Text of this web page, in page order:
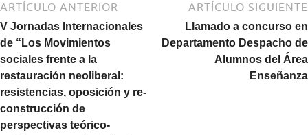
ARTÍCULO ANTERIOR
V Jornadas Internacionales
de “Los Movimientos
sociales frente a la
restauración neoliberal:
resistencias, oposición y re-
construcción de
perspectivas teórico-
ARTÍCULO SIGUIENTE
Llamado a concurso en
Departamento Despacho de
Alumnos del Área
Enseñanza